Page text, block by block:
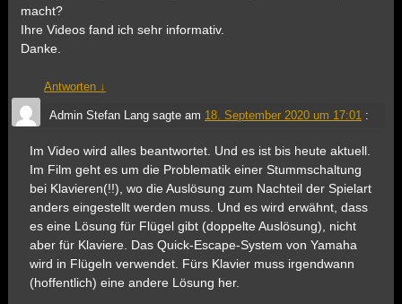
macht?
Ihre Videos fand ich sehr informativ.
Danke.
Antworten ↓
Admin Stefan Langsagte am 18. September 2020 um 17:01 :
Im Video wird alles beantwortet. Und es ist bis heute aktuell.
Im Film geht es um die Problematik einer Stummschaltung
bei Klavieren(!!), wo die Auslösung zum Nachteil der Spielart
anders eingestellt werden muss. Und es wird erwähnt, dass
es eine Lösung für Flügel gibt (doppelte Auslösung), nicht
aber für Klaviere. Das Quick-Escape-System von Yamaha
wird in Flügeln verwendet. Fürs Klavier muss irgendwann
(hoffentlich) eine andere Lösung her.